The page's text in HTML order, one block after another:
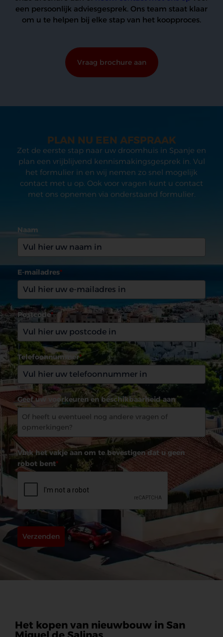
een persoonlijk adviesgesprek. Ons team staat klaar
om u te helpen bij elke stap van het koopproces.
Vraag brochure aan
PLAN NU EEN AFSPRAAK
Zet de eerste stap naar uw droomhuis in Spanje en
plan een vrijblijvend kennismakingsgesprek in. Vul
het formulier in en wij nemen zo snel mogelijk
contact met u op. Ook voor vragen kunt u contact
met ons opnemen via onderstaand formulier.
Naam
E-mailadres*
Postcode*
Telefoonnummer*
Geef uw voorkeuren en beschikbaarheid aan
Vink het vakje aan om te bevestigen dat u geen
robot bent*
Verzenden
Het kopen van nieuwbouw in San